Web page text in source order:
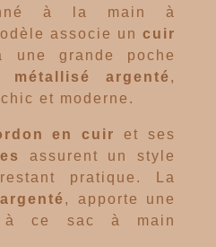
à la main à
associe uncuir
une grande poche
métallisé argenté,
et moderne.
en cuir
et ses
assurent un style
pratique. La
, apporte une
à ce sac à main